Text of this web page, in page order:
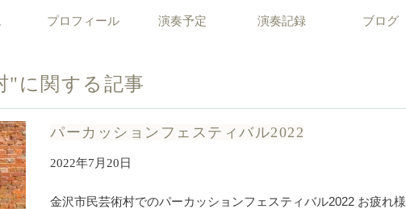
プロフィール 演奏予定 演奏記録 ブログ
"に関する記事
パーカッションフェスティバル2022
2022年7月20日
金沢市民芸術村でのパーカッションフェスティバル2022 お疲れ様